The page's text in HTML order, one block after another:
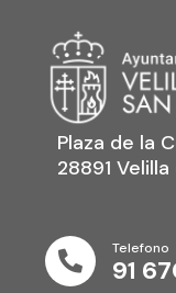
Plaza de la
28891

Telefono
91